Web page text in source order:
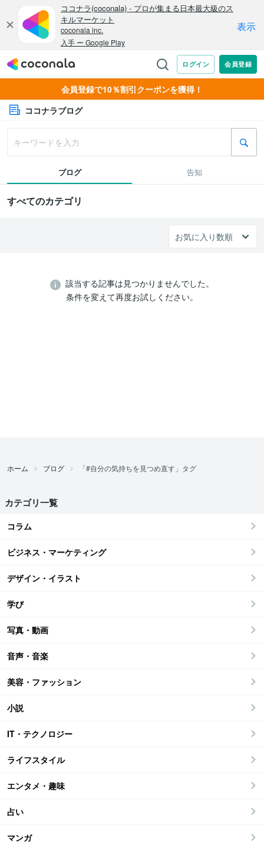
会員登録で10％割引クーポンを獲得！
ココナラブログ
ブログ 告知
すべてのカテゴリ
該当する記事は見つかりませんでした。
条件を変えて再度お試しください。
ホーム ブログ 「#自分の気持ちを見つめ直す」タグ
カテゴリ一覧
コラム
ビジネス・マーケティング
デザイン・イラスト
学び
写真・動画
音声・音楽
美容・ファッション
小説
IT・テクノロジー
ライフスタイル
エンタメ・趣味
占い
マンガ